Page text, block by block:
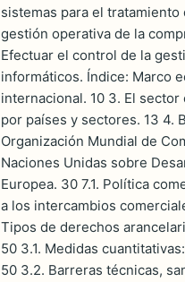
sistemas para el
gestión operativa de la
Efectuar el control de la
informáticos. Índice: Marco
internacional. 10 3. El
por países y sectores. 13 4.
Organización Mundial de
Naciones Unidas sobre
Europea. 30 7.1. Política
a los intercambios
Tipos de derechos
50 3.1. Medidas
50 3.2. Barreras técnicas,